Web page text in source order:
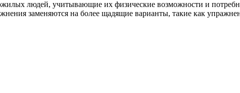
людей, учитывающие их физические возможности и
заменяются на более щадящие варианты, такие как